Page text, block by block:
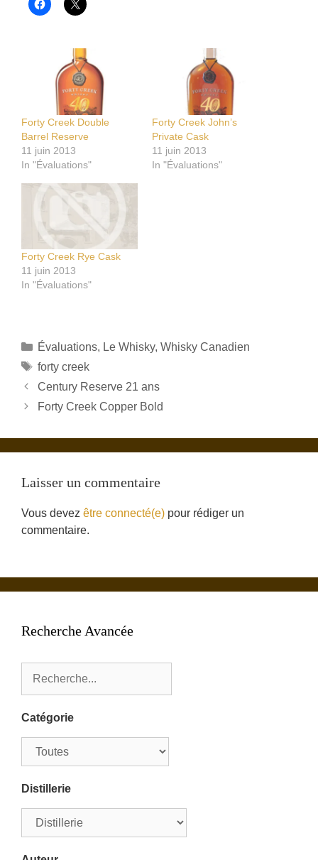
Forty Creek Double
Barrel Reserve
11 juin 2013
In "Évaluations"
Forty Creek John’s
Private Cask
11 juin 2013
In "Évaluations"
Forty Creek Rye Cask
11 juin 2013
In "Évaluations"
Catégories
Évaluations, Le Whisky, Whisky Canadien
Étiquettes
forty creek
Century Reserve 21 ans
Forty Creek Copper Bold
Laisser un commentaire
Vous devez être connecté(e) pour rédiger un
commentaire.
Recherche Avancée
Catégorie
Distillerie